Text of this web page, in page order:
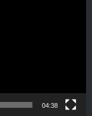
04:38